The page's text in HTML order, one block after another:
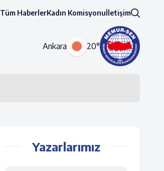
Tüm HaberlerKadın Komisyonuİletişim
Ankara 20°
Yazarlarımız